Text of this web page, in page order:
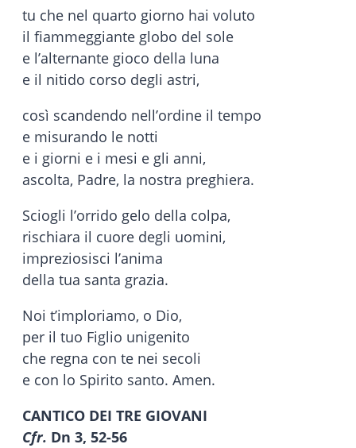
tu che nel quarto giorno hai voluto
il fiammeggiante globo del sole
e l’alternante gioco della luna
e il nitido corso degli astri,
così scandendo nell’ordine il tempo
e misurando le notti
e i giorni e i mesi e gli anni,
ascolta, Padre, la nostra preghiera.
Sciogli l’orrido gelo della colpa,
rischiara il cuore degli uomini,
impreziosisci l’anima
della tua santa grazia.
Noi t’imploriamo, o Dio,
per il tuo Figlio unigenito
che regna con te nei secoli
e con lo Spirito santo. Amen.
CANTICO DEI TRE GIOVANI
Cfr. Dn 3, 52-56